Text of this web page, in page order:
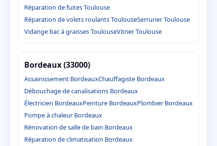
Réparation de fuites Toulouse
Réparation de volets roulants ToulouseSerrurier Toulouse
Vidange bac à graisses ToulouseVitrier Toulouse
Bordeaux (33000)
Assainissement BordeauxChauffagiste Bordeaux
Débouchage de canalisations Bordeaux
Électricien BordeauxPeinture BordeauxPlombier Bordeaux
Pompe à chaleur Bordeaux
Rénovation de salle de bain Bordeaux
Réparation de climatisation Bordeaux